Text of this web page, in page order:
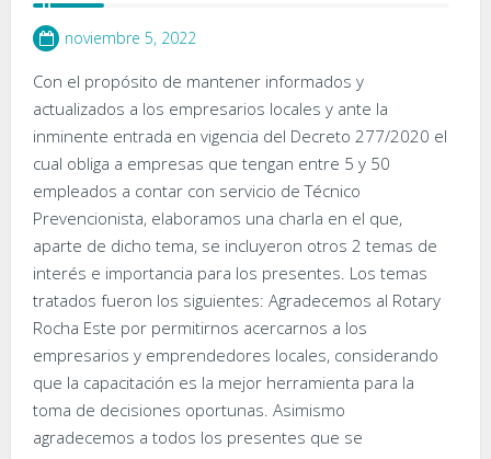
noviembre 5, 2022
Con el propósito de mantener informados y
actualizados a los empresarios locales y ante la
inminente entrada en vigencia del Decreto 277/2020 el
cual obliga a empresas que tengan entre 5 y 50
empleados a contar con servicio de Técnico
Prevencionista, elaboramos una charla en el que,
aparte de dicho tema, se incluyeron otros 2 temas de
interés e importancia para los presentes. Los temas
tratados fueron los siguientes: Agradecemos al Rotary
Rocha Este por permitirnos acercarnos a los
empresarios y emprendedores locales, considerando
que la capacitación es la mejor herramienta para la
toma de decisiones oportunas. Asimismo
agradecemos a todos los presentes que se